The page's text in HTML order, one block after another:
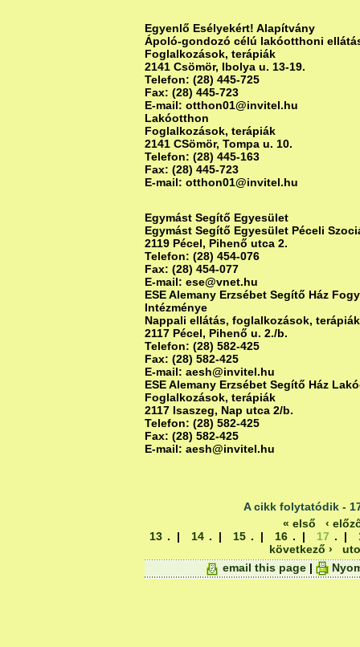
Egyenlő Esélyekért! Alapítvány
Ápoló-gondozó célú lakóotthoni
Foglalkozások, terápiák
2141 Csömör, Ibolya u. 13-19.
Telefon: (28) 445-725
Fax: (28) 445-723
E-mail: otthon01@invitel.hu
Lakóotthon
Foglalkozások, terápiák
2141 CSömör, Tompa u. 10.
Telefon: (28) 445-163
Fax: (28) 445-723
E-mail: otthon01@invitel.hu
Egymást Segítő Egyesület
Egymást Segítő Egyesület Péceli
2119 Pécel, Pihenő utca 2.
Telefon: (28) 454-076
Fax: (28) 454-077
E-mail: ese@vnet.hu
ESE Alemany Erzsébet Segítő Ház
Intézménye
Nappali ellátás, foglalkozások, terápiák
2117 Pécel, Pihenő u. 2./b.
Telefon: (28) 582-425
Fax: (28) 582-425
E-mail: aesh@invitel.hu
ESE Alemany Erzsébet Segítő Ház
Foglalkozások, terápiák
2117 Isaszeg, Nap utca 2/b.
Telefon: (28) 582-425
Fax: (28) 582-425
E-mail: aesh@invitel.hu
A cikk folytatódik -
« első
‹
13 . | 14 . | 15 . | 16 . | 17 . |
következő ›
email this page |